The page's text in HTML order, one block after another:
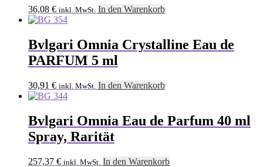
36,08 € inkl. MwSt. In den Warenkorb
Bvlgari Omnia Crystalline Eau de
PARFUM 5 ml
30,91 € inkl. MwSt. In den Warenkorb
Bvlgari Omnia Eau de Parfum 40 ml
Spray, Rarität
257,37 € inkl. MwSt. In den Warenkorb